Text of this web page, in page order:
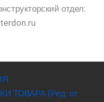
отдел:
ТОВАРА (Ред. от